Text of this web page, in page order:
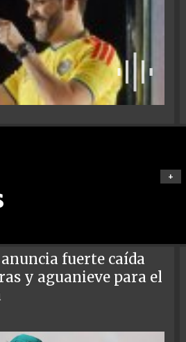
+
fuerte caída
y aguanieve para el